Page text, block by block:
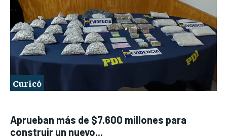
Curicó
Aprueban más de $7.600 millones para
construir un nuevo...